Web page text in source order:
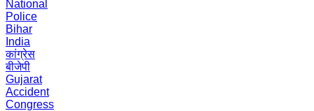
National
Police
Bihar
India
कांग्रेस
बीजेपी
Gujarat
Accident
Congress